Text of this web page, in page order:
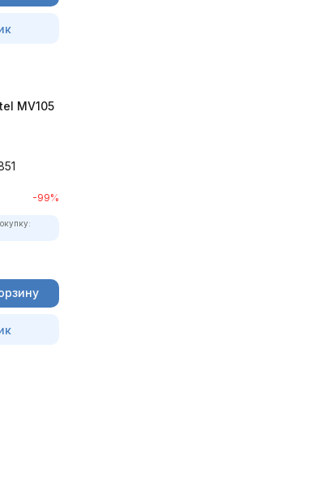
MV105
-99%